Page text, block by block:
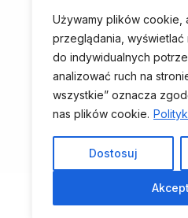
Używamy plików cookie,
przeglądania,
do indywidualnych
analizować ruch na
wszystkie” oznacza
nas plików cookie.
Dostosuj
m². Osiem
przeznaczeniem
podziemne […]